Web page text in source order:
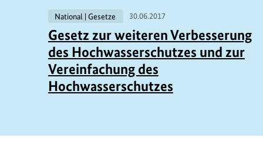
National | Gesetze 30.06.2017
Gesetz zur weiteren Verbesserung
des Hochwasserschutzes und zur
Vereinfachung des
Hochwasserschutzes